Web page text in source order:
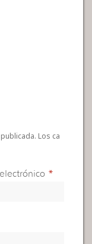
Los ca
*